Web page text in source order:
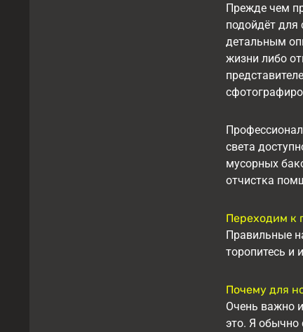
Прежде чем
подойдёт для
детальным
жизни либо
света
мусорных
отчистка
Переходим к
Правильные
торопитесь и
Почему для
Очень важно
это. Я обычно